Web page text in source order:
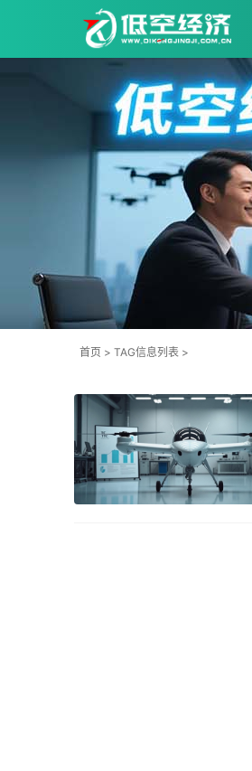
首页 > TAG信息列表 >